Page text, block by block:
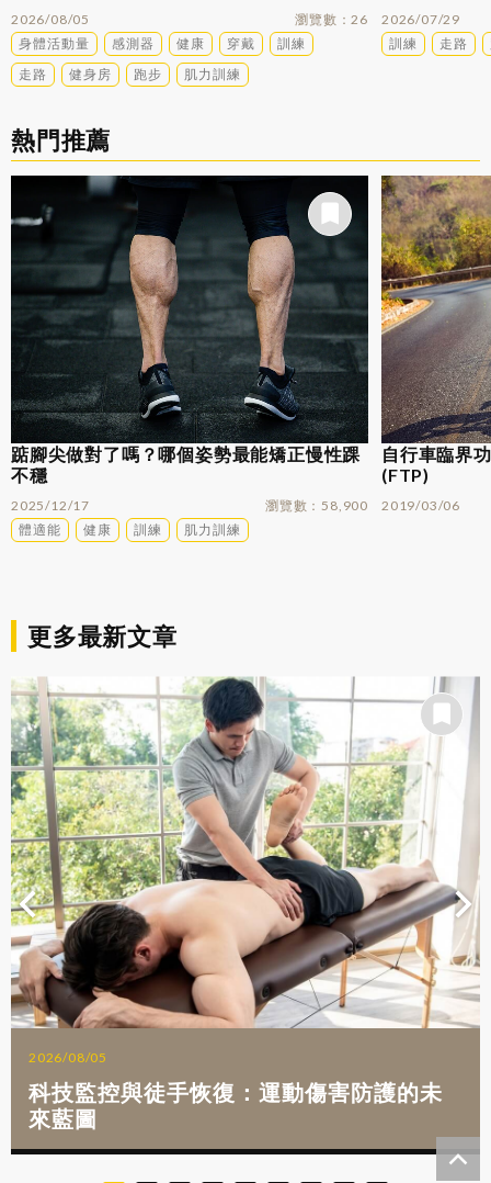
2026/08/05 瀏覽數
26
身體活動量
感測器 健康 穿戴
訓練
走路
健身房 跑步 肌力訓練
2026/07/29
訓練
走路
熱門推薦
踮腳尖做對了嗎？哪個姿勢最能矯正慢性踝
不穩
2025/12/17 瀏覽數
58,900
體適能
健康 訓練 肌力訓練
自行車臨界
(FTP)
2019/03/06
更多最新文章
2026/08/05
科技監控與徒手恢復：運動傷害防護的未
來藍圖